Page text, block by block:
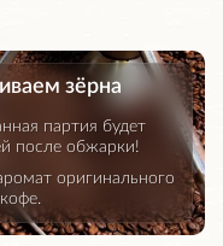
зёрна
партия будет
после обжарки!
оригинального